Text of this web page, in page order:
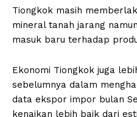
Tiongkok masih
mineral tanah jarang
masuk baru terhadap
Ekonomi Tiongkok juga
sebelumnya dalam
data ekspor impor bulan
kenaikan lebih baik dari